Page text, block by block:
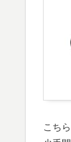
こち